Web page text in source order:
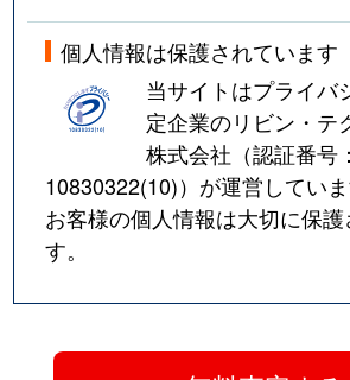
個人情報は保護されています
当サイトはプライバ
定企業のリビン・テ
株式会社（認証番号：
10830322(10)）が運営していま
お客様の個人情報は大切に保護
す。